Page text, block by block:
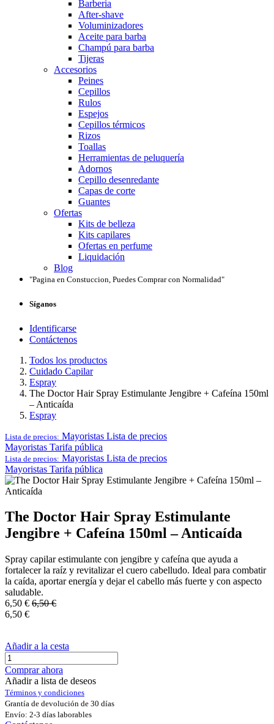
Barberia
After-shave
Voluminizadores
Aceite para barba
Champú para barba
Tijeras
Accesorios
Peines
Cepillos
Rulos
Espejos
Cepillos térmicos
Rizos
Toallas
Herramientas de peluquería
Adornos
Cepillo desenredante
Capas de corte
Guantes
Ofertas
Kits de belleza
Kits capilares
Ofertas en perfume
Liquidación
Blog
"Pagina en Constuccion, Puedes Comprar con Normalidad"
Síganos
Identificarse
Contáctenos
Todos los productos
Cuidado Capilar
Espray
The Doctor Hair Spray Estimulante Jengibre + Cafeína 150ml
– Anticaída
Espray
Lista de precios: Mayoristas Lista de precios
Mayoristas Tarifa pública
Lista de precios: Mayoristas Lista de precios
Mayoristas Tarifa pública
The Doctor Hair Spray Estimulante
Jengibre + Cafeína 150ml – Anticaída
Spray capilar estimulante con jengibre y cafeína que ayuda a
fortalecer la raíz y revitalizar el cuero cabelludo. Ideal para combatir
la caída, aportar energía y dejar el cabello más fuerte y con aspecto
saludable.
6,50 € 6,50€
6,50 €
Añadir a la cesta
Comprar ahora
Añadir a lista de deseos
Términos y condiciones
Grantía de devolución de 30 días
Envío: 2-3 días laborables